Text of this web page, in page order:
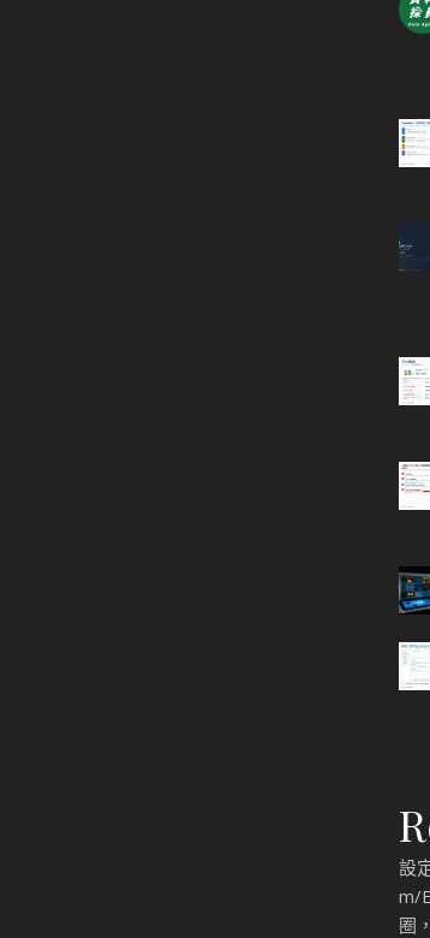
設
m/
圈